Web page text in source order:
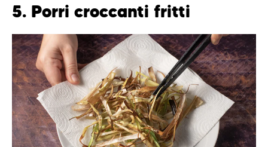
5. Porri croccanti fritti